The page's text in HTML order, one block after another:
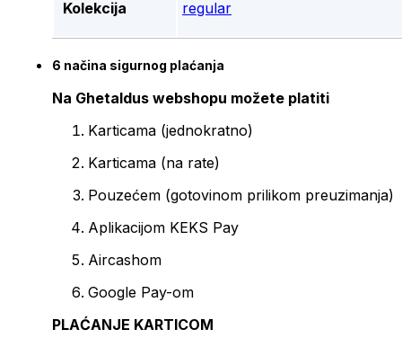
Kolekcija regular
6 načina sigurnog plaćanja
Na Ghetaldus webshopu možete platiti
Karticama (jednokratno)
Karticama (na rate)
Pouzećem (gotovinom prilikom preuzimanja)
Aplikacijom KEKS Pay
Aircashom
Google Pay-om
PLAĆANJE KARTICOM